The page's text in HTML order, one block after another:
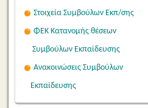
Στοιχεία Συμβούλων Εκπ/σης
ΦΕΚ Κατανομής θέσεων
Συμβούλων Εκπαίδευσης
Ανακοινώσεις Συμβούλων
Εκπαίδευσης